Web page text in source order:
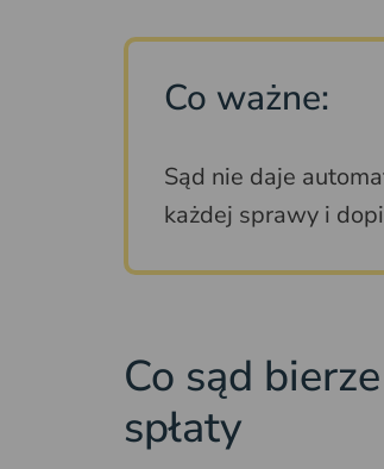
Co ważne:
Sąd nie daje
każdej sprawy i
Co sąd
spłaty